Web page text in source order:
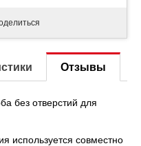
Отзывы
без отверстий для
используется совместно